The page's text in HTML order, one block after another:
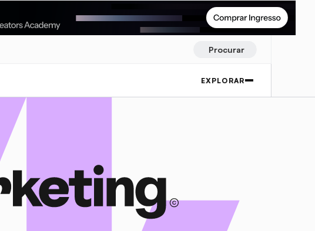
Procurar
EXPLORAR